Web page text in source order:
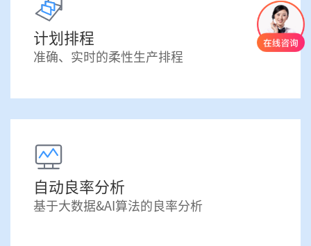
计划排程
准确、实时的柔性生产排程
自动良率分析
基于大数据&AI算法的良率分析